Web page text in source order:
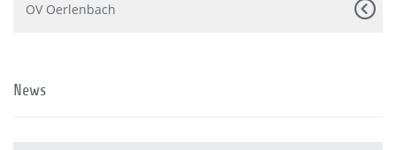
OV Oerlenbach
News